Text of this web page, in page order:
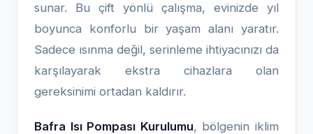
sunar. Bu çift yönlü çalışma, evinizde yıl
boyunca konforlu bir yaşam alanı yaratır.
Sadece ısınma değil, serinleme ihtiyacınızı da
karşılayarak ekstra cihazlara olan
gereksinimi ortadan kaldırır.
Bafra Isı Pompası Kurulumu, bölgenin iklim